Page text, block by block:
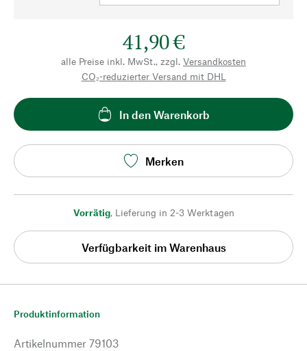
41,90 €
alle Preise inkl. MwSt., zzgl. Versandkosten
CO₂-reduzierter Versand mit DHL
In den Warenkorb
Merken
Vorrätig, Lieferung in 2-3 Werktagen
Verfügbarkeit im Warenhaus
Produktinformation
Artikelnummer 79103